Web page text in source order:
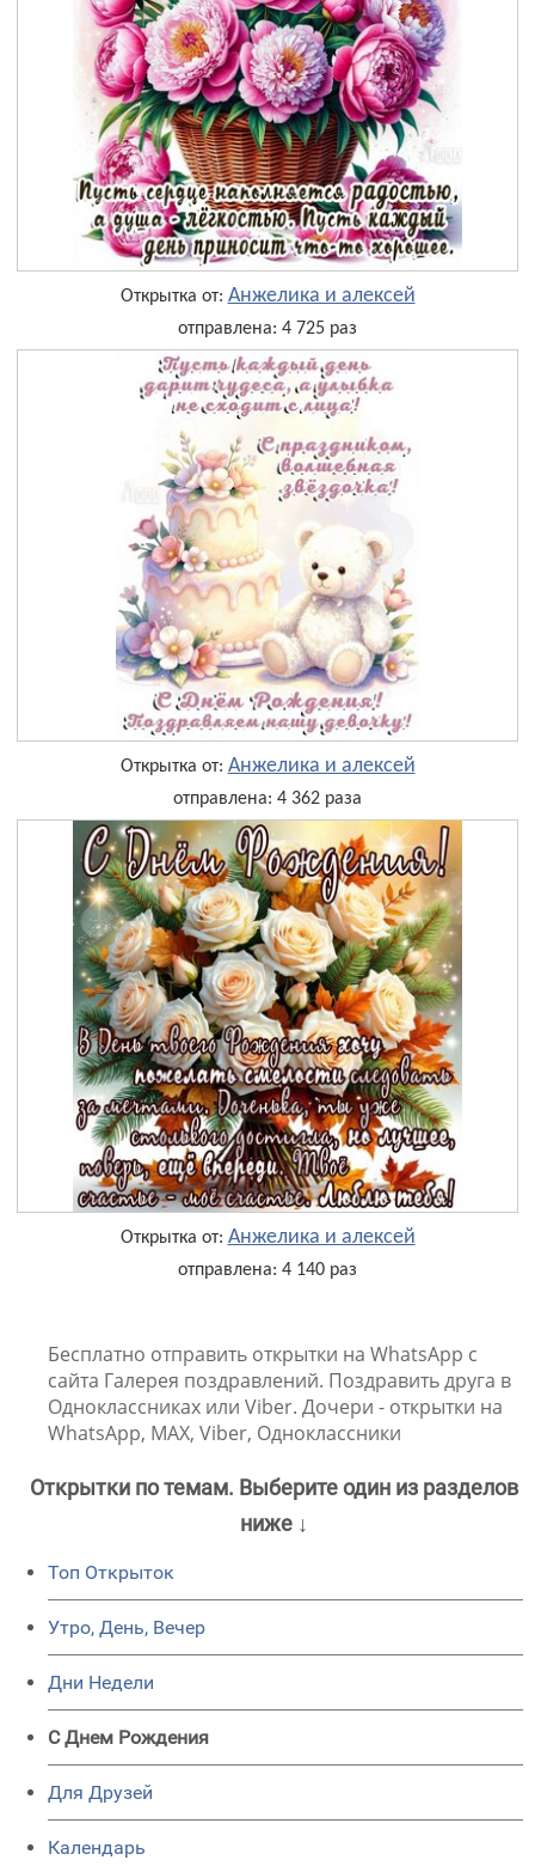
Открытка от: Анжелика и алексей
отправлена: 4 725 раз
Открытка от: Анжелика и алексей
отправлена: 4 362 раза
Открытка от: Анжелика и алексей
отправлена: 4 140 раз
Бесплатно отправить открытки на WhatsApp с
сайта Галерея поздравлений. Поздравить друга в
Одноклассниках или Viber. Дочери - открытки на
WhatsApp, MAX, Viber, Одноклассники
Открытки по темам. Выберите один из разделов
ниже ↓
Топ Открыток
Утро, День, Вечер
Дни Недели
C Днем Рождения
Для Друзей
Календарь